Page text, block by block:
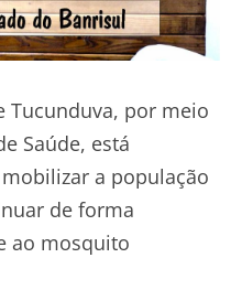
Tucunduva, por meio
Saúde, está
a população
de forma
ao mosquito